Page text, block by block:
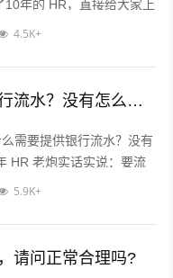
10年的 HR，直接给大家上
答案：分情况，但大概
4.5K+
入职新公司为什么需要提供银行流水？没有怎么解决？
需要提供银行流水？没有
HR 老炮实话实说：要流
刁难你！? 核心就3点：
5.9K+
请问正常合理吗?